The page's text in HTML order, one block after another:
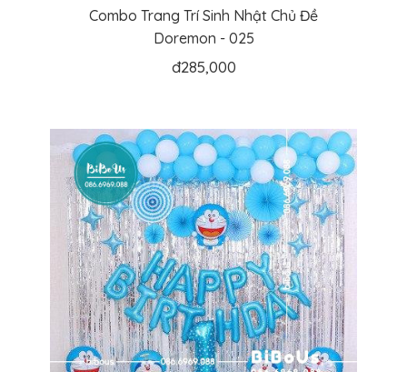
Combo Trang Trí Sinh Nhật Chủ Đề
Doremon - 025
đ285,000